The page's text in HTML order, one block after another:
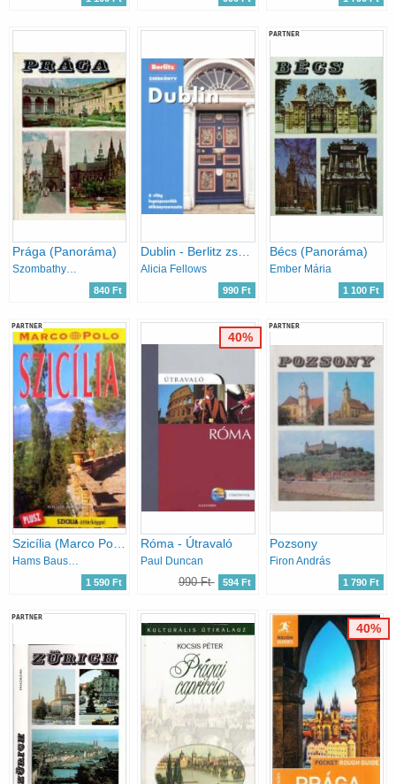
Prága (Panoráma)
Szombathy Viktor
840 Ft
Alicia Fellows
990 Ft
PARTNER
Bécs (Panoráma)
Ember Mária
1 100 Ft
PARTNER
1 590 Ft
Róma - Útravaló
Paul Duncan
990 Ft 594 Ft
40%
PARTNER
Pozsony
Firon András
1 790 Ft
PARTNER
40%